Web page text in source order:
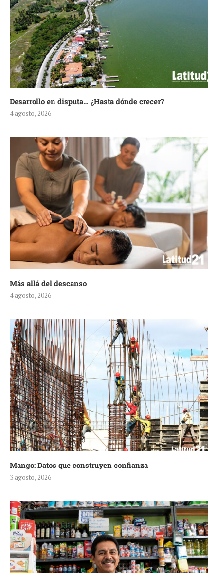
Desarrollo en disputa… ¿Hasta dónde crecer?
4 agosto, 2026
Más allá del descanso
4 agosto, 2026
Mango: Datos que construyen confianza
3 agosto, 2026